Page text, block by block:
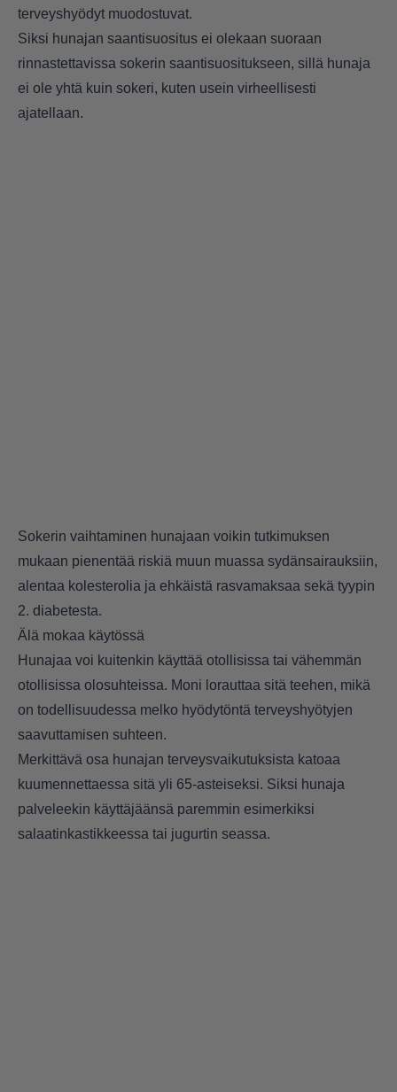
terveyshyödyt muodostuvat.
Siksi hunajan saantisuositus ei olekaan suoraan
rinnastettavissa sokerin saantisuositukseen, sillä hunaja
ei ole yhtä kuin sokeri, kuten usein virheellisesti
ajatellaan.
Sokerin vaihtaminen hunajaan voikin tutkimuksen
mukaan pienentää riskiä muun muassa sydänsairauksiin,
alentaa kolesterolia ja ehkäistä rasvamaksaa sekä tyypin
2. diabetesta.
Älä mokaa käytössä
Hunajaa voi kuitenkin käyttää otollisissa tai vähemmän
otollisissa olosuhteissa. Moni lorauttaa sitä teehen, mikä
on todellisuudessa melko hyödytöntä terveyshyötyjen
saavuttamisen suhteen.
Merkittävä osa hunajan terveysvaikutuksista katoaa
kuumennettaessa sitä yli 65-asteiseksi. Siksi hunaja
palveleekin käyttäjäänsä paremmin esimerkiksi
salaatinkastikkeessa tai jugurtin seassa.